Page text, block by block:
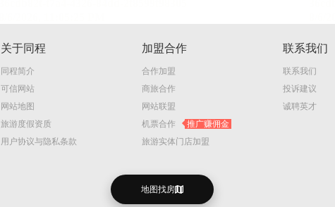
地图找房
关于同程
同程简介
可信网站
网站地图
旅游度假资质
用户协议与隐私条款
加盟合作
合作加盟
商旅合作
网站联盟
机票合作
推广赚佣金
旅游实体门店加盟
联系我们
联系我们
投诉建议
诚聘英才